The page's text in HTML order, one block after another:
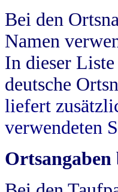
Bei den
Namen
In dieser
deutsche
liefert
verwendeten
Ortsangaben